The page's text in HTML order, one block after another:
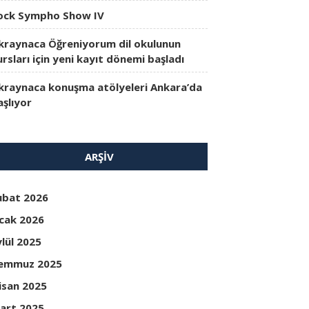
Sympho Show IV
Öğreniyorum dil okulunun
için yeni kayıt dönemi başladı
konuşma atölyeleri Ankara’da
ARŞIV
2026
2026
2025
2025
2025